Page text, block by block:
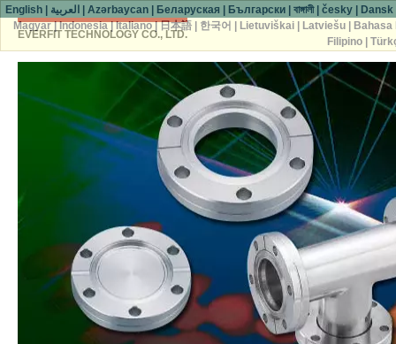
EVERFIT TECHNOLOGY CO., LTD.
English العربية |Azərbaycan Беларуская Български |বাঙ্গালী|česky Dansk
Magyar|Indonesia|Italiano|日本語| 한국어 Lietuviškai| Latviešu|
Bahasa
Filipino|